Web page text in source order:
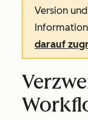
Version
darauf